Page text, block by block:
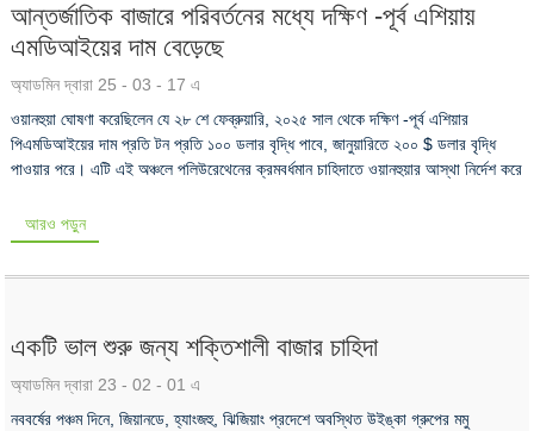
আন্তর্জাতিক বাজারে পরিবর্তনের মধ্যে দক্ষিণ -পূর্ব এশিয়ায়
এমডিআইয়ের দাম বেড়েছে
অ্যাডমিন দ্বারা 25 - 03 - 17 এ
ওয়ানহুয়া ঘোষণা করেছিলেন যে ২৮ শে ফেব্রুয়ারি, ২০২৫ সাল থেকে দক্ষিণ -পূর্ব এশিয়ার
পিএমডিআইয়ের দাম প্রতি টন প্রতি ১০০ ডলার বৃদ্ধি পাবে, জানুয়ারিতে ২০০ $ ডলার বৃদ্ধি
পাওয়ার পরে। এটি এই অঞ্চলে পলিউরেথেনের ক্রমবর্ধমান চাহিদাতে ওয়ানহুয়ার আস্থা নির্দেশ করে
আরও পড়ুন
একটি ভাল শুরু জন্য শক্তিশালী বাজার চাহিদা
অ্যাডমিন দ্বারা 23 - 02 - 01 এ
নববর্ষের পঞ্চম দিনে, জিয়ানডে, হ্যাংজহু, ঝিজিয়াং প্রদেশে অবস্থিত উইঙ্কা গ্রুপের মমু